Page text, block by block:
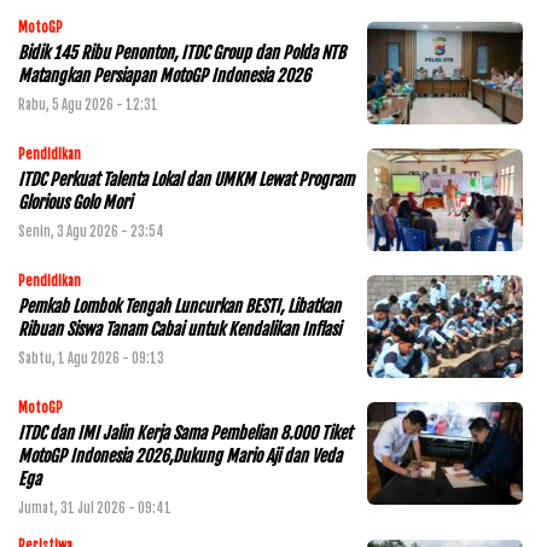
MotoGP
Bidik 145 Ribu Penonton, ITDC Group dan Polda NTB
Matangkan Persiapan MotoGP Indonesia 2026
Rabu, 5 Agu 2026 - 12:31
Pendidikan
ITDC Perkuat Talenta Lokal dan UMKM Lewat Program
Glorious Golo Mori
Senin, 3 Agu 2026 - 23:54
Pendidikan
Pemkab Lombok Tengah Luncurkan BESTI, Libatkan
Ribuan Siswa Tanam Cabai untuk Kendalikan Inflasi
Sabtu, 1 Agu 2026 - 09:13
MotoGP
ITDC dan IMI Jalin Kerja Sama Pembelian 8.000 Tiket
MotoGP Indonesia 2026,Dukung Mario Aji dan Veda
Ega
Jumat, 31 Jul 2026 - 09:41